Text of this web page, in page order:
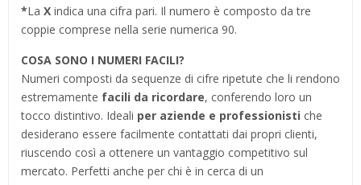
*La X indica una cifra pari. Il numero è composto da tre
coppie comprese nella serie numerica 90.
COSA SONO I NUMERI FACILI?
Numeri composti da sequenze di cifre ripetute che li rendono
estremamente facili da ricordare, conferendo loro un
tocco distintivo. Ideali per aziende e professionisti che
desiderano essere facilmente contattati dai propri clienti,
riuscendo così a ottenere un vantaggio competitivo sul
mercato. Perfetti anche per chi è in cerca di un